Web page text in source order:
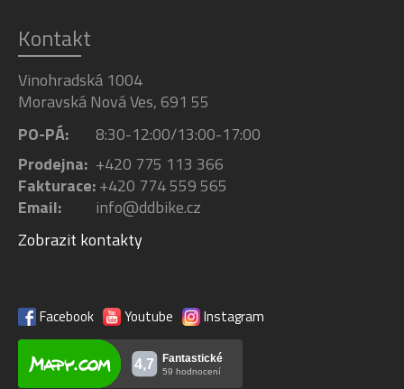
Kontakt
Vinohradská 1004
Moravská Nová Ves, 691 55
PO-PÁ:
8:30-12:00/13:00-17:00
Prodejna: +420 775 113 366
Fakturace:+420 774 559 565
Email:
info@ddbike.cz
Zobrazit kontakty
Facebook Youtube Instagram